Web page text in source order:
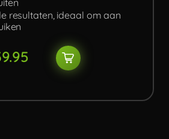
resultaten, ideaal om aan